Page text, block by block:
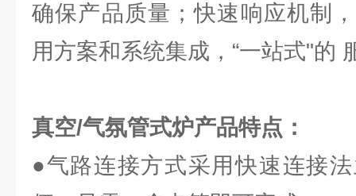
确保产品质量；快速响应机制
用方案和系统集成，“一站式"的
真空/气氛管式炉产品特点：
●气路连接方式采用快速连接